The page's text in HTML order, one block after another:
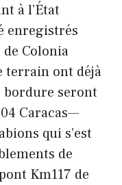
à l’État
enregistrés
Colonia
terrain ont déjà
bordure seront
Caracas—
qui s’est
de
Km117 de